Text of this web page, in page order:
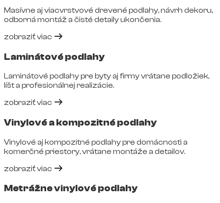
Masívne aj viacvrstvové drevené podlahy, návrh dekoru,
odborná montáž a čisté detaily ukončenia.
zobraziť viac
Laminátové podlahy
Laminátové podlahy pre byty aj firmy vrátane podložiek,
líšt a profesionálnej realizácie.
zobraziť viac
Vinylové a kompozitné podlahy
Vinylové aj kompozitné podlahy pre domácnosti a
komerčné priestory, vrátane montáže a detailov.
zobraziť viac
Metrážne vinylové podlahy